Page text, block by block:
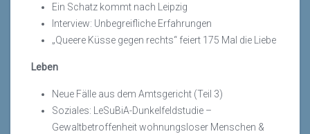
Ein Schatz kommt nach Leipzig
Interview: Unbegreifliche Erfahrungen
„Queere Küsse gegen rechts“ feiert 175 Mal die Liebe
Leben
Neue Fälle aus dem Amtsgericht (Teil 3)
Soziales: LeSuBiA-Dunkelfeldstudie –
Gewaltbetroffenheit wohnungsloser Menschen &